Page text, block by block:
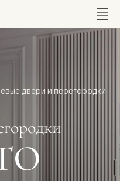
двери и перегородки